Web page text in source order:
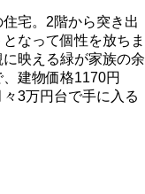
宅。2階から突き出
なって個性を放ちま
映える緑が家族の余
建物価格1170円
3万円台で手に入る